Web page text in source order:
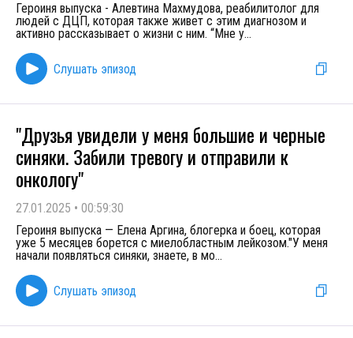
Героиня выпуска - Алевтина Махмудова, реабилитолог для
людей с ДЦП, которая также живет с этим диагнозом и
активно рассказывает о жизни с ним. “Мне у...
Слушать эпизод
"Друзья увидели у меня большие и черные
синяки. Забили тревогу и отправили к
онкологу"
27.01.2025 • 00:59:30
Героиня выпуска — Елена Аргина, блогерка и боец, которая
уже 5 месяцев борется с миелобластным лейкозом."У меня
начали появляться синяки, знаете, в мо...
Слушать эпизод